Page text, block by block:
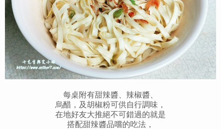
每桌附有甜辣醬、辣椒醬、
烏醋，及胡椒粉可供自行調味，
在地好友大推絕不可錯過的就是
搭配甜辣醬品嚐的吃法，